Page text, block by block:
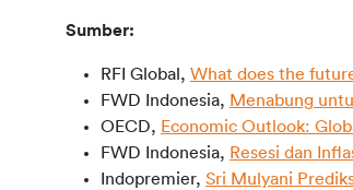
Sumber:
RFI Global, What does the
FWD Indonesia, Menabung
OECD, Economic Outlook:
FWD Indonesia, Resesi dan
Indopremier, Sri Mulyani